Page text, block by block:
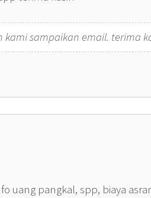
kami sampaikan email. terima
uang pangkal, spp, biaya